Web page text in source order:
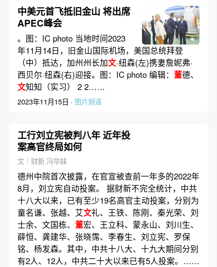
中美元首飞抵旧金山 将出席
APEC峰会
。图：IC photo 当地时间2023
年11月14日，旧金山国际机场，美国总统拜登
（中）抵达，加州州长加文·纽森(左)携妻詹妮弗·
西贝尔·纽森(右)迎接。图：IC photo 编辑： 董德、
文知知（实习） 2 2……
2023年11月15日 · 图片频道
工行刘立宪被判八年 近年投
案高官终局如何
文｜财新 冯华妹
德州中院首次披露，在官宣被查前一年多的2022年
8月，刘立宪自动投案。 据财新不完全统计，中共
十八大以来，已有至少19名高官主动投案，分别为
童名谦、张越、艾文礼、王铁、陈刚、秦光荣、刘
士余、文国栋、 董宏、王立科、蒙永山、刘川生、
薛恒、龚建华、张晓霈、李春生、刘立宪、罗保
铭、杨发森。其中，中共十八大、十九大期间分别
有2人、12人，中共二十大以来已有5人投案。……